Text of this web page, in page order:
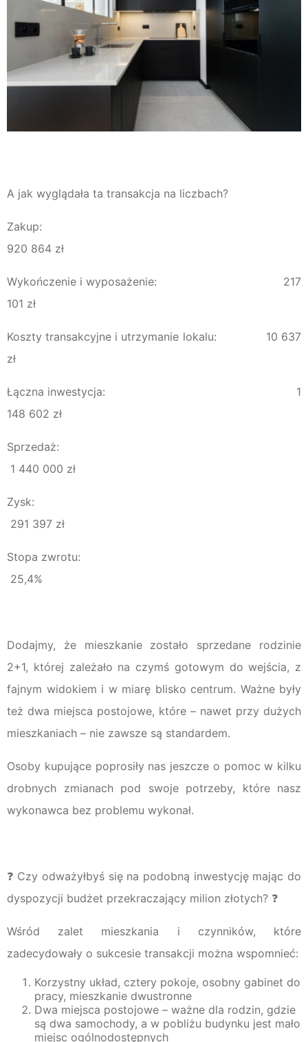
A jak wyglądała ta transakcja na liczbach?
Zakup:
920 864 zł
Wykończenie i wyposażenie: 217
101 zł
Koszty transakcyjne i utrzymanie lokalu: 10 637
zł
Łączna inwestycja: 1
148 602 zł
Sprzedaż:
1 440 000 zł
Zysk:
291 397 zł
Stopa zwrotu:
25,4%
Dodajmy, że mieszkanie zostało sprzedane rodzinie
2+1, której zależało na czymś gotowym do wejścia, z
fajnym widokiem i w miarę blisko centrum. Ważne były
też dwa miejsca postojowe, które – nawet przy dużych
mieszkaniach – nie zawsze są standardem.
Osoby kupujące poprosiły nas jeszcze o pomoc w kilku
drobnych zmianach pod swoje potrzeby, które nasz
wykonawca bez problemu wykonał.
❓ Czy odważyłbyś się na podobną inwestycję mając do
dyspozycji budżet przekraczający milion złotych? ❓
Wśród zalet mieszkania i czynników, które
zadecydowały o sukcesie transakcji można wspomnieć:
Korzystny układ, cztery pokoje, osobny gabinet do
pracy, mieszkanie dwustronne
Dwa miejsca postojowe – ważne dla rodzin, gdzie
są dwa samochody, a w pobliżu budynku jest mało
miejsc ogólnodostępnych